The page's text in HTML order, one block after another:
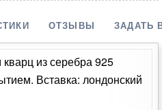
ОТЗЫВЫ ЗАДАТЬ
из серебра 925
Вставка: лондонский